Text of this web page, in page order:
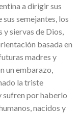
a dirigir sus
semejantes, los
siervas de Dios,
basada en
madres y
un embarazo,
la triste
sufren por haberlo
nacidos y